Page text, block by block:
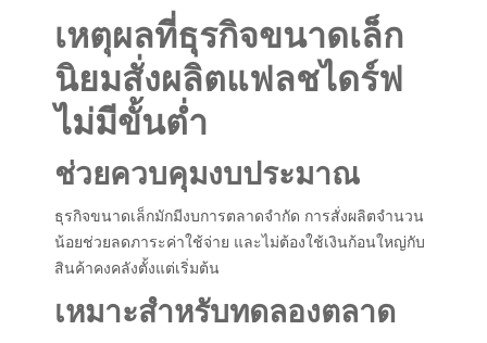
เหตุผลที่ธุรกิจขนาดเล็ก
นิยมสั่งผลิตแฟลชไดร์ฟ
ไม่มีขั้นต่ำ
ช่วยควบคุมงบประมาณ
ธุรกิจขนาดเล็กมักมีงบการตลาดจำกัด การสั่งผลิตจำนวน
น้อยช่วยลดภาระค่าใช้จ่าย และไม่ต้องใช้เงินก้อนใหญ่กับ
สินค้าคงคลังตั้งแต่เริ่มต้น
เหมาะสำหรับทดลองตลาด